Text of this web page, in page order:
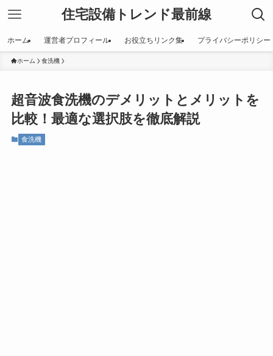
住宅設備トレンド最前線
ホーム 運営者プロフィール お役立ちリンク集 プライバシーポリシー
ホーム 食洗機
超音波食洗機のデメリットとメリットを
比較！最適な選択肢を徹底解説
食洗機